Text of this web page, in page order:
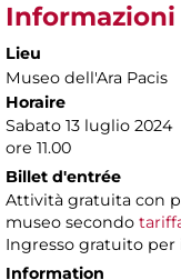
Informazioni
Lieu
Museo dell'Ara Pacis
Horaire
Sabato 13 luglio 2024
ore 11.00
Billet d'entrée
Attività gratuita con
museo secondo
Ingresso gratuito per
Information